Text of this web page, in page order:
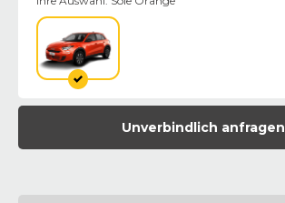
Unverbindlich anfragen